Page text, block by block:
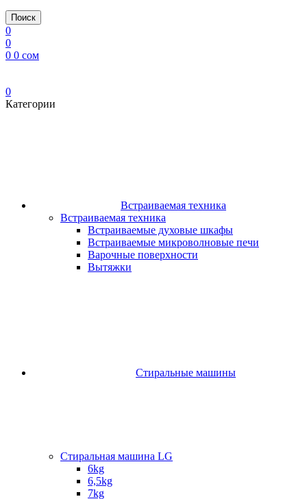
Поиск
0
0
0 0 сом
0
Категории
Встраиваемая техника
Встраиваемая техника
Встраиваемые духовые шкафы​
Встраиваемые микроволновые печи​
Варочные поверхности​
Вытяжки
Стиральные машины
Стиральная машина LG
6kg
6,5kg
7kg